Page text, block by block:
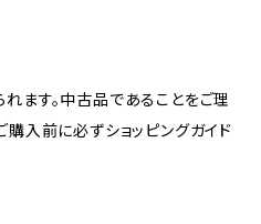
ます。中古品であることをご理
購入前に必ずショッピングガイド